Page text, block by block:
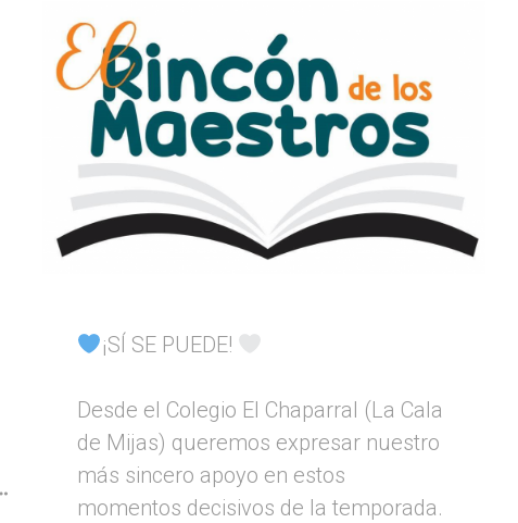
¡SÍ SE PUEDE!
Desde el Colegio El Chaparral (La Cala
de Mijas) queremos expresar nuestro
más sincero apoyo en estos
momentos decisivos de la temporada.